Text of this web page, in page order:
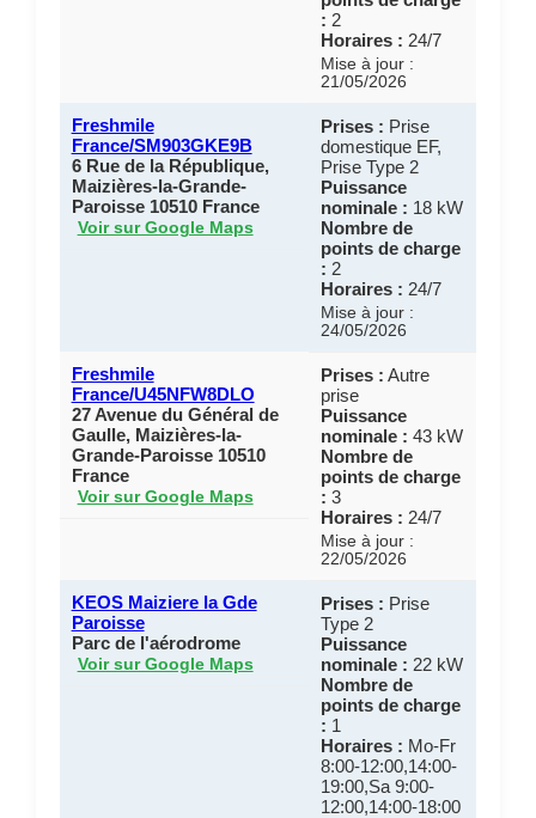
: 2
Horaires : 24/7
Mise à jour :
21/05/2026
Freshmile
France/SM903GKE9B
6 Rue de la République,
Maizières-la-Grande-
Paroisse 10510 France
Voir sur Google Maps
Prises : Prise
domestique EF,
Prise Type 2
Puissance
nominale : 18 kW
Nombre de
points de charge
: 2
Horaires : 24/7
Mise à jour :
24/05/2026
Freshmile
France/U45NFW8DLO
27 Avenue du Général de
Gaulle, Maizières-la-
Grande-Paroisse 10510
France
Voir sur Google Maps
Prises : Autre
prise
Puissance
nominale : 43 kW
Nombre de
points de charge
: 3
Horaires : 24/7
Mise à jour :
22/05/2026
KEOS Maiziere la Gde
Paroisse
Parc de l'aérodrome
Voir sur Google Maps
Prises : Prise
Type 2
Puissance
nominale : 22 kW
Nombre de
points de charge
: 1
Horaires : Mo-Fr
8:00-12:00,14:00-
19:00,Sa 9:00-
12:00,14:00-18:00